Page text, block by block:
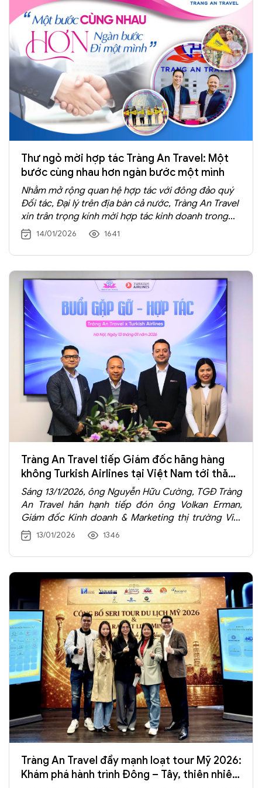
Thư ngỏ mời hợp tác Tràng An Travel: Một
bước cùng nhau hơn ngàn bước một mình
Nhằm mở rộng quan hệ hợp tác với đông đảo quý
Đối tác, Đại lý trên địa bàn cả nước, Tràng An Travel
xin trân trọng kính mời hợp tác kinh doanh trong
lĩnh vực du lịch - lữ hành trong năm 2026
14/01/2026 1641
Tràng An Travel tiếp Giám đốc hãng hàng
không Turkish Airlines tại Việt Nam tới thăm,
làm việc
Sáng 13/1/2026, ông Nguyễn Hữu Cường, TGĐ Tràng
An Travel hân hạnh tiếp đón ông Volkan Erman,
Giám đốc Kinh doanh & Marketing thị trường Việt
Nam của Turkish Airlines thăm và chào ra mắt nhân
dịp nhận nhiệm vụ công tác mới tại Việt Nam.
13/01/2026 1346
Tràng An Travel đẩy mạnh loạt tour Mỹ 2026:
Khám phá hành trình Đông – Tây, thiên nhiên